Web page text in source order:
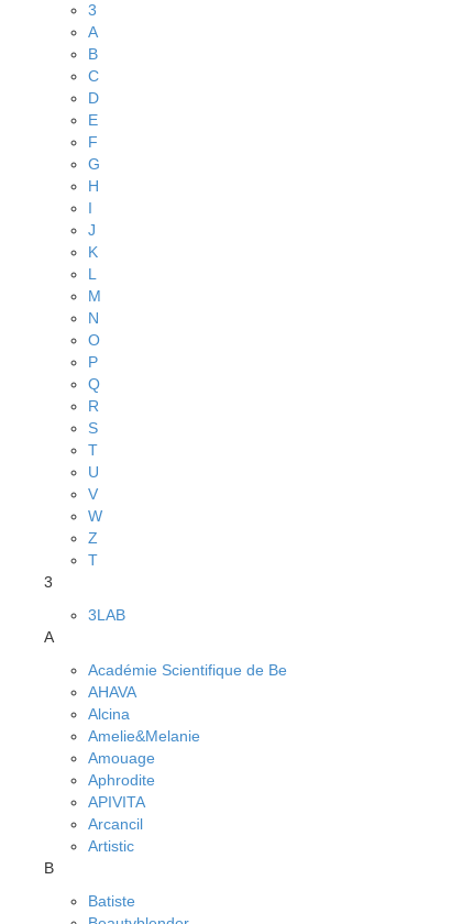
3
A
B
C
D
E
F
G
H
I
J
K
L
M
N
O
P
Q
R
S
T
U
V
W
Z
Т
3
3LAB
A
Académie Scientifique de Be
AHAVA
Alcina
Amelie&Melanie
Amouage
Aphrodite
APIVITA
Arcancil
Artistic
B
Batiste